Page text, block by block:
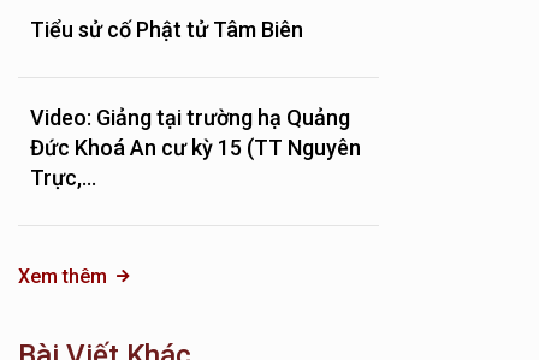
Tiểu sử cố Phật tử Tâm Biên
Video: Giảng tại trường hạ Quảng
Đức Khoá An cư kỳ 15 (TT Nguyên
Trực,...
Xem thêm